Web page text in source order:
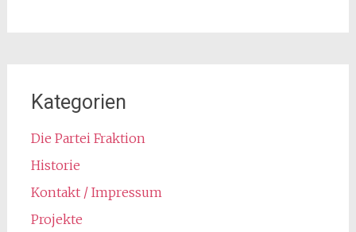
Kategorien
Die Partei Fraktion
Historie
Kontakt / Impressum
Projekte